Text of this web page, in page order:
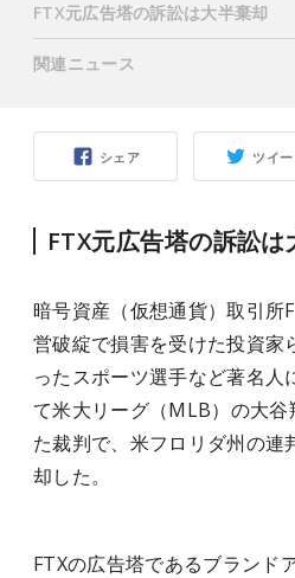
シェア ツイー
FTX元広告塔の訴訟は
暗号資産（仮想通貨）取引所
営破綻で損害を受けた投資家
ったスポーツ選手など著名人
て米大リーグ（MLB）の大
た裁判で、米フロリダ州の連
却した。
FTXの広告塔であるブランド
FTX元広告塔の訴訟は大半棄却
関連ニュース